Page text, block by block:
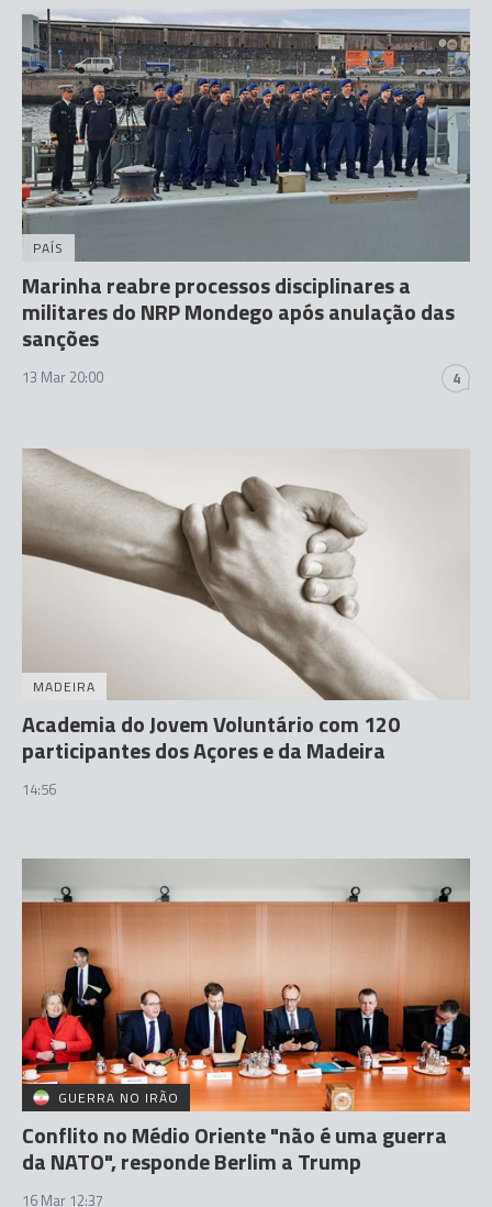
PAÍS
Marinha reabre processos disciplinares a
militares do NRP Mondego após anulação das
sanções
13 Mar 20:00 4
MADEIRA
Academia do Jovem Voluntário com 120
participantes dos Açores e da Madeira
14:56
GUERRA NO IRÃO
Conflito no Médio Oriente "não é uma guerra
da NATO", responde Berlim a Trump
16 Mar 12:37